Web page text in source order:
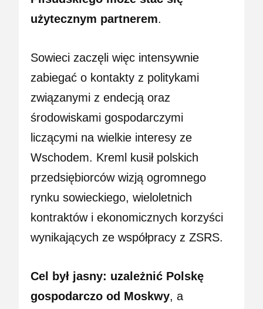
użytecznym partnerem.
Sowieci zaczęli więc intensywnie
zabiegać o kontakty z politykami
związanymi z endecją oraz
środowiskami gospodarczymi
liczącymi na wielkie interesy ze
Wschodem. Kreml kusił polskich
przedsiębiorców wizją ogromnego
rynku sowieckiego, wieloletnich
kontraktów i ekonomicznych korzyści
wynikających ze współpracy z ZSRS.
Cel był jasny: uzależnić Polskę
gospodarczo od Moskwy, a